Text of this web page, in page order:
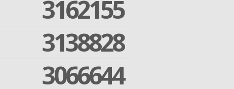
3162155
3138828
3066644